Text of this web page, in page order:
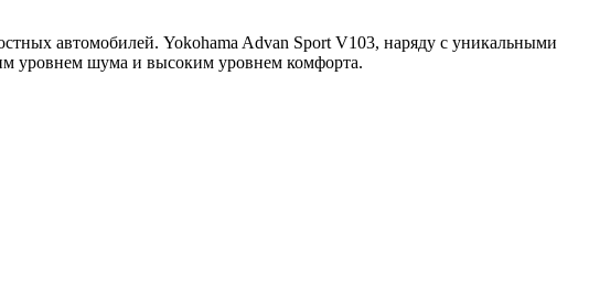
автомобилей. Yokohama Advan Sport V103, наряду с уникальными
уровнем шума и высоким уровнем комфорта.